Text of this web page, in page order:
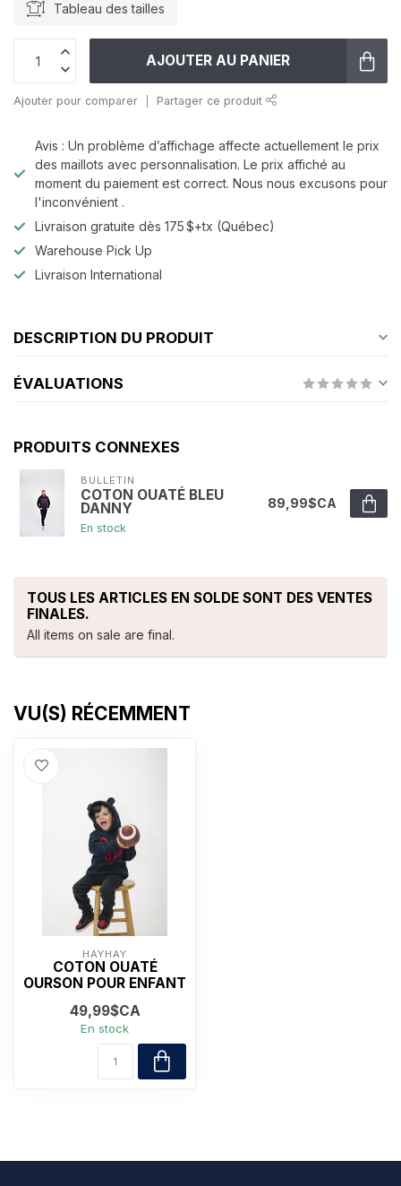
Tableau des tailles
AJOUTER AU PANIER
Ajouter pour comparer Partager ce produit
Avis : Un problème d’affichage affecte actuellement le prix
des maillots avec personnalisation. Le prix affiché au
moment du paiement est correct. Nous nous excusons pour
l'inconvénient .
Livraison gratuite dès 175 $+tx (Québec)
Warehouse Pick Up
Livraison International
DESCRIPTION DU PRODUIT
ÉVALUATIONS
PRODUITS CONNEXES
BULLETIN
COTON OUATÉ BLEU
DANNY
En stock
89,99$CA
TOUS LES ARTICLES EN SOLDE SONT DES VENTES
FINALES.
All items on sale are final.
VU(S) RÉCEMMENT
HAYHAY
COTON OUATÉ
OURSON POUR ENFANT
49,99$CA
En stock